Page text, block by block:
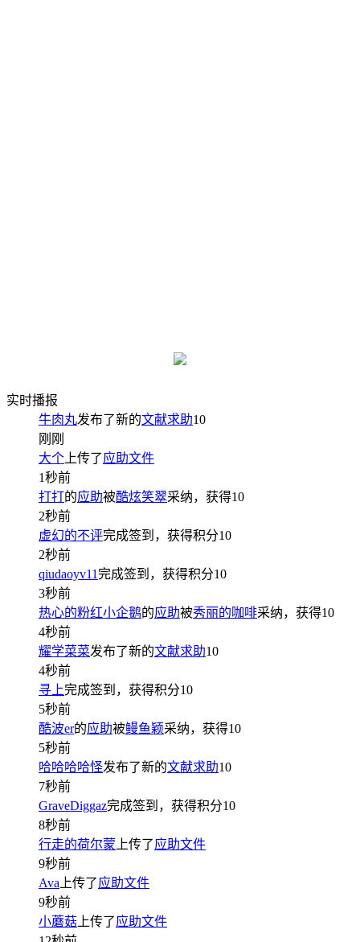
实时播报
牛肉丸发布了新的文献求助10
刚刚
大个 上传了应助文件
1秒前
打打的应助被酷炫笑翠采纳，获得10
2秒前
虚幻的不评完成签到，获得积分10
2秒前
qiudaoyv11完成签到，获得积分10
3秒前
热心的粉红小企鹅的应助被秀丽的咖啡采纳，获得10
4秒前
耀学菜菜发布了新的文献求助10
4秒前
寻上完成签到，获得积分10
5秒前
酷波er的应助被鳗鱼颖采纳，获得10
5秒前
哈哈哈哈怪发布了新的文献求助10
7秒前
GraveDiggaz完成签到，获得积分10
8秒前
行走的荷尔蒙 上传了应助文件
9秒前
Ava 上传了应助文件
9秒前
小蘑菇 上传了应助文件